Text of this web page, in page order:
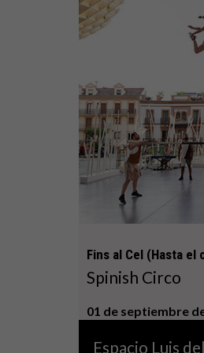
Fins al Cel (Hasta el
Spinish Circo
01 de septiembre
Espacio Luis